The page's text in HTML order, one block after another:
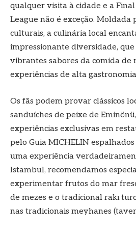
qualquer visita à cidade e a
League não é exceção. Moldada
culturais, a culinária local
impressionante diversidade, que
vibrantes sabores da comida de
experiências de alta
Os fãs podem provar clássicos
sanduíches de peixe de
experiências exclusivas em
pelo Guia MICHELIN
uma experiência
Istambul, recomendamos
experimentar frutos do mar
de mezes e o tradicional rakı
nas tradicionais meyhanes